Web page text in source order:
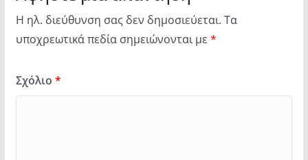
Η ηλ. διεύθυνση σας δεν δημοσιεύεται. Τα
υποχρεωτικά πεδία σημειώνονται με *
Σχόλιο *